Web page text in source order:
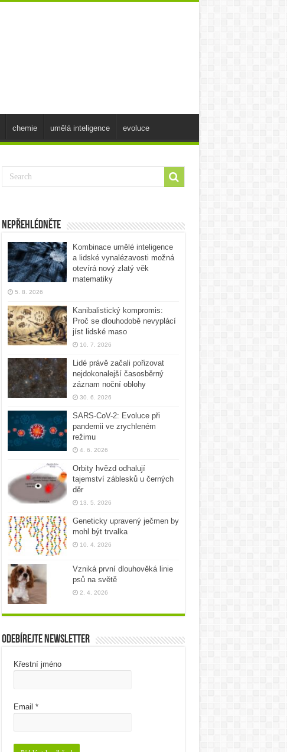
chemie umělá inteligence evoluce
Nepřehlédněte
Kombinace umělé inteligence
a lidské vynalézavosti možná
otevírá nový zlatý věk
matematiky
5. 8. 2026
Kanibalistický kompromis:
Proč se dlouhodobě nevyplácí
jíst lidské maso
10. 7. 2026
Lidé právě začali pořizovat
nejdokonalejší časosběrný
záznam noční oblohy
30. 6. 2026
SARS-CoV-2: Evoluce při
pandemii ve zrychleném
režimu
4. 6. 2026
Orbity hvězd odhalují
tajemství záblesků u černých
děr
13. 5. 2026
Geneticky upravený ječmen by
mohl být trvalka
10. 4. 2026
Vzniká první dlouhověká linie
psů na světě
2. 4. 2026
Odebírejte newsletter
Křestní jméno
Email *